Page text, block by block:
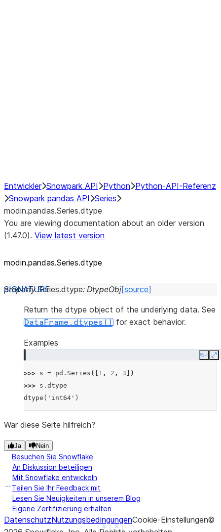
Entwickler Snowpark API Python Python-API-Referenz
Snowpark pandas API Series
modin.pandas.Series.dtype
You are viewing documentation about an older version
(1.47.0). View latest version
modin.pandas.Series.dtype
property Series.dtype: DtypeObj[source]
Return the dtype object of the underlying data. See
DataFrame.dtypes() for exact behavior.
Examples
Copy
>>> s = pd . Series ([ 1 , 2 , 3 ])
>>> s . dtype
dtype('int64')
Show less
See more
War diese Seite hilfreich?
Ja Nein
Besuchen Sie Snowflake
An Diskussion beteiligen
Mit Snowflake entwickeln
Teilen Sie Ihr Feedback mit
Lesen Sie Neuigkeiten in unserem Blog
Eigene Zertifizierung erhalten
DatenschutzNutzungsbedingungenCookie-Einstellungen©